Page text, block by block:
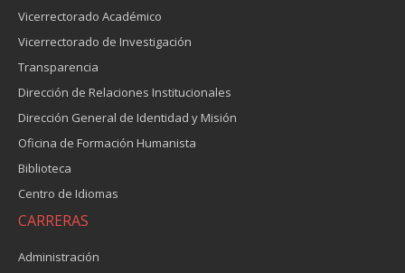
Vicerrectorado Académico
Vicerrectorado de Investigación
Transparencia
Dirección de Relaciones Institucionales
Dirección General de Identidad y Misión
Oficina de Formación Humanista
Biblioteca
Centro de Idiomas
CARRERAS
Administración